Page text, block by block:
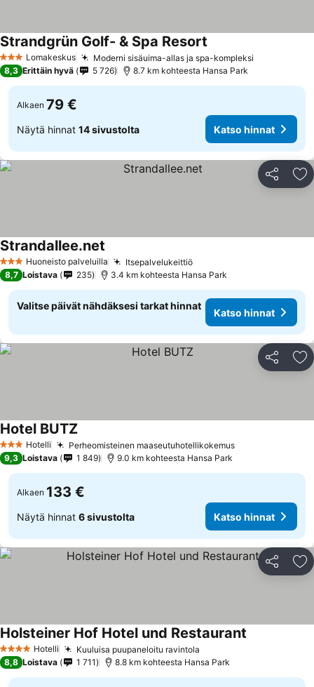
3 Tähtiluokitus
Lomakeskus Moderni sisäuima-allas ja spa-kompleksi
Strandgrün Golf- & Spa Resort
8,3 Erittäin hyvä 5 726 8.7 km kohteesta Hansa Park
Alkaen 79 €
Näytä hinnat 14 sivustolta Katso hinnat
Jaa
3 Tähtiluokitus
Huoneisto palveluilla Itsepalvelukeittiö
Strandallee.net
8,7 Loistava 235 3.4 km kohteesta Hansa Park
Valitse päivät nähdäksesi tarkat hinnat
Katso hinnat
Jaa
3 Tähtiluokitus
Hotelli Perheomisteinen maaseutuhotellikokemus
Hotel BUTZ
9,3 Loistava 1 849 9.0 km kohteesta Hansa Park
Alkaen 133 €
Näytä hinnat 6 sivustolta Katso hinnat
Jaa
4 Tähtiluokitus
Hotelli Kuuluisa puupaneloitu ravintola
Holsteiner Hof Hotel und Restaurant
8,8 Loistava 1 711 8.8 km kohteesta Hansa Park